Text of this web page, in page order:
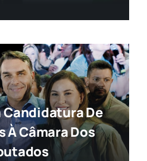
Candidatura De
À Câmara Dos